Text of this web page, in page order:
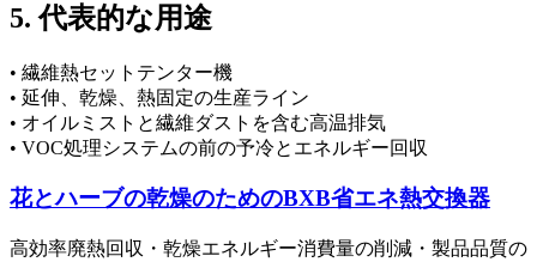
5. 代表的な用途
• 繊維熱セットテンター機
• 延伸、乾燥、熱固定の生産ライン
• オイルミストと繊維ダストを含む高温排気
• VOC処理システムの前の予冷とエネルギー回収
花とハーブの乾燥のためのBXB省エネ熱交換器
高効率廃熱回収・乾燥エネルギー消費量の削減・製品品質の